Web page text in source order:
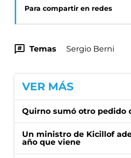
Para compartir en redes
Temas Sergio Berni
VER MÁS
Quirno sumó otro pedido
Un ministro de Kicillof
año que viene